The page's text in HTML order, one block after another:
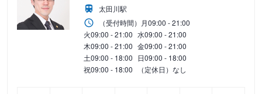
太田川駅
（受付時間） 月09:00 - 21:00
火09:00 - 21:00 水09:00 - 21:00
木09:00 - 21:00 金09:00 - 21:00
土09:00 - 18:00 日09:00 - 18:00
祝09:00 - 18:00 （定休日）なし